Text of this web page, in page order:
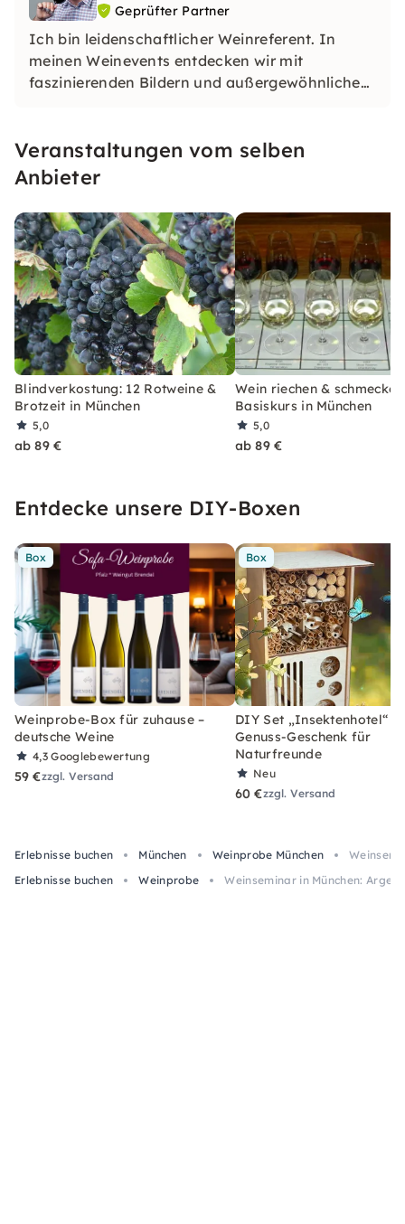
Geprüfter Partner
Ich bin leidenschaftlicher Weinreferent. In
meinen Weinevents entdecken wir mit
faszinierenden Bildern und außergewöhnlichen
Wissen, Unterhaltung und unvergesslicher
Genuss mit einer Prise Abenteuer!
Veranstaltungen vom selben
Anbieter
Blindverkostung: 12 Rotweine &
Brotzeit in München
5,0
ab 89 €
Wein riechen &
Basiskurs in München
5,0
ab 89 €
Entdecke unsere DIY-Boxen
Box
Weinprobe-Box für zuhause –
deutsche Weine
4,3Googlebewertung
59 €zzgl. Versand
Box
DIY Set „Insektenhotel“ –
Genuss-Geschenk für
Naturfreunde
Neu
60 €zzgl. Versand
Erlebnisse buchen München Weinprobe München
Erlebnisse buchen
Weinprobe Weinseminar in München: